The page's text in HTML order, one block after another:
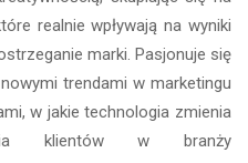
realnie wpływają na wyniki
marki. Pasjonuje się
trendami w marketingu
w jakie technologia zmienia
klientów w branży